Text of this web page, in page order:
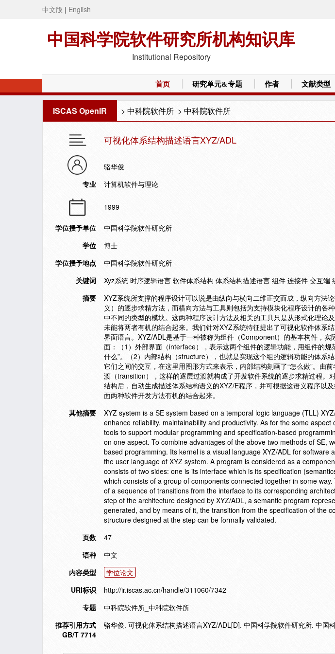
中文版 | English
中国科学院软件研究所机构知识库
Institutional Repository
首页 研究单元&专题 作者 文献类型
ISCAS OpenIR > 中科院软件所 > 中科院软件所
可视化体系结构描述语言XYZ/ADL
骆华俊
专业
计算机软件与理论
1999
学位授予单位
中国科学院软件研究所
学位
博士
学位授予地点
中国科学院软件研究所
关键词
Xyz系统 时序逻辑语言 软件体系结构 体系结构描述语言 组件 连接件 交互端
摘要
XYZ系统所支撑的程序设计可以说是由纵向与横向二维正交而成，纵向方法
义）的逐步求精方法，而横向方法与工具则包括为支持模块化程序设计的各
中不同的类型的模块。这两种程序设计方法及相关的工具只是从形式化理论
未能将两者有机的结合起来。我们针对XYZ系统特征提出了可视化软件体系
界面语言。XYZ/ADL是基于一种被称为组件（Component）的基本构件，
面：（1）外部界面（interface），表示这两个组件的逻辑功能，用组件的
什么”。（2）内部结构（structure），也就是实现这个组的逻辑功能的体系
它们之间的交互，在这里用图形方式来表示，内部结构刻画了“怎么做”。由
渡（transition），这样的逐层过渡就构成了开发软件系统的逐步求精过程。
结构后，自动生成描述体系结构语义的XYZ/E程序，并可根据这语义程序以
面两种软件开发方法有机的结合起来。
其他摘要
XYZ system is a SE system based on a temporal logic language (TLL)
enhance reliability, maintainability and productivity. As for the some
tools to support modular programming and specification-based
on one aspect. To combine advantages of the above two methods of SE,
based programming. Its kernel is a visual language XYZ/ADL for software
the user language of XYZ system. A program is considered as a
consists of two sides: one is its interface which is its specification
which consists of a group of components connected together in some
of a sequence of transitions from the interface to its corresponding
step of the architecture designed by XYZ/ADL, a semantic program
generated, and by means of it, the transition from the specification of the
structure designed at the step can be formally validated.
页数
47
语种
中文
内容类型
学位论文
URI标识
http://ir.iscas.ac.cn/handle/311060/7342
专题
中科院软件所_中科院软件所
推荐引用方式
GB/T 7714
骆华俊. 可视化体系结构描述语言XYZ/ADL[D]. 中国科学院软件研究所. 中国